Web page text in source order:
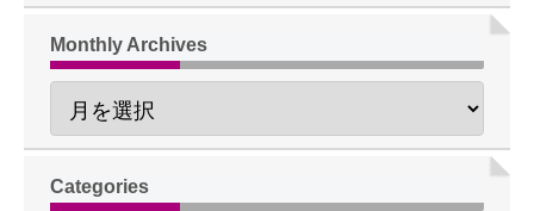
Monthly Archives
Categories